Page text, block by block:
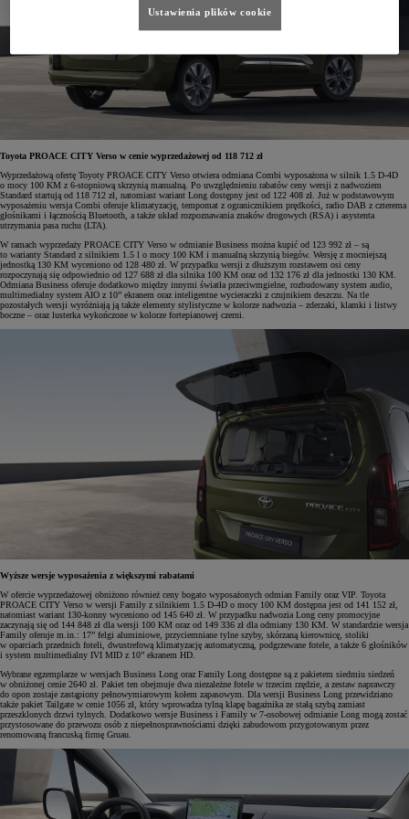
Toyota PROACE CITY Verso w cenie wyprzedażowej od 118 712 zł
Wyprzedażową ofertę Toyoty PROACE CITY Verso otwiera odmiana Combi wyposażona w silnik 1.5 D-4D
o mocy 100 KM z 6-stopniową skrzynią manualną. Po uwzględnieniu rabatów ceny wersji z nadwoziem
Standard startują od 118 712 zł, natomiast wariant Long dostępny jest od 122 408 zł. Już w podstawowym
wyposażeniu wersja Combi oferuje klimatyzację, tempomat z ogranicznikiem prędkości, radio DAB z czterema
głośnikami i łącznością Bluetooth, a także układ rozpoznawania znaków drogowych (RSA) i asystenta
utrzymania pasa ruchu (LTA).
W ramach wyprzedaży PROACE CITY Verso w odmianie Business można kupić od 123 992 zł – są
to warianty Standard z silnikiem 1.5 l o mocy 100 KM i manualną skrzynią biegów. Wersję z mocniejszą
jednostką 130 KM wyceniono od 128 480 zł. W przypadku wersji z dłuższym rozstawem osi ceny
rozpoczynają się odpowiednio od 127 688 zł dla silnika 100 KM oraz od 132 176 zł dla jednostki 130 KM.
Odmiana Business oferuje dodatkowo między innymi światła przeciwmgielne, rozbudowany system audio,
multimedialny system AIO z 10” ekranem oraz inteligentne wycieraczki z czujnikiem deszczu. Na tle
pozostałych wersji wyróżniają ją także elementy stylistyczne w kolorze nadwozia – zderzaki, klamki i listwy
boczne – oraz lusterka wykończone w kolorze fortepianowej czerni.
Wyższe wersje wyposażenia z większymi rabatami
W ofercie wyprzedażowej obniżono również ceny bogato wyposażonych odmian Family oraz VIP. Toyota
PROACE CITY Verso w wersji Family z silnikiem 1.5 D-4D o mocy 100 KM dostępna jest od 141 152 zł,
natomiast wariant 130-konny wyceniono od 145 640 zł. W przypadku nadwozia Long ceny promocyjne
zaczynają się od 144 848 zł dla wersji 100 KM oraz od 149 336 zł dla odmiany 130 KM. W standardzie wersja
Family oferuje m.in.: 17” felgi aluminiowe, przyciemniane tylne szyby, skórzaną kierownicę, stoliki
w oparciach przednich foteli, dwustrefową klimatyzację automatyczną, podgrzewane fotele, a także 6 głośników
i system multimedialny IVI MID z 10” ekranem HD.
Wybrane egzemplarze w wersjach Business Long oraz Family Long dostępne są z pakietem siedmiu siedzeń
w obniżonej cenie 2640 zł. Pakiet ten obejmuje dwa niezależne fotele w trzecim rzędzie, a zestaw naprawczy
do opon zostaje zastąpiony pełnowymiarowym kołem zapasowym. Dla wersji Business Long przewidziano
także pakiet Tailgate w cenie 1056 zł, który wprowadza tylną klapę bagażnika ze stałą szybą zamiast
przeszklonych drzwi tylnych. Dodatkowo wersje Business i Family w 7-osobowej odmianie Long mogą zostać
przystosowane do przewozu osób z niepełnosprawnościami dzięki zabudowom przygotowanym przez
renomowaną francuską firmę Gruau.
Ustawienia plików cookie